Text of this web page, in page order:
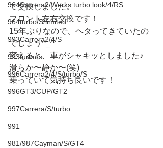
964Carrera2/Werks turbo look/4/RS
964turbo/S/limited
993Carrera2/4/S
993turbo/s
996Carrera2/4/S/turbo/S
996GT3/CUP/GT2
997Carrera/S/turbo
991
981/987Cayman/S/GT4
て交換しました。
フロント左右交換です！
15年ぶりなので、ヘタってきていたの
でしょう^_^
変えると、車がシャキッとしました♪
滑らか〜静か〜(笑)
乗っていて気持ち良いです！